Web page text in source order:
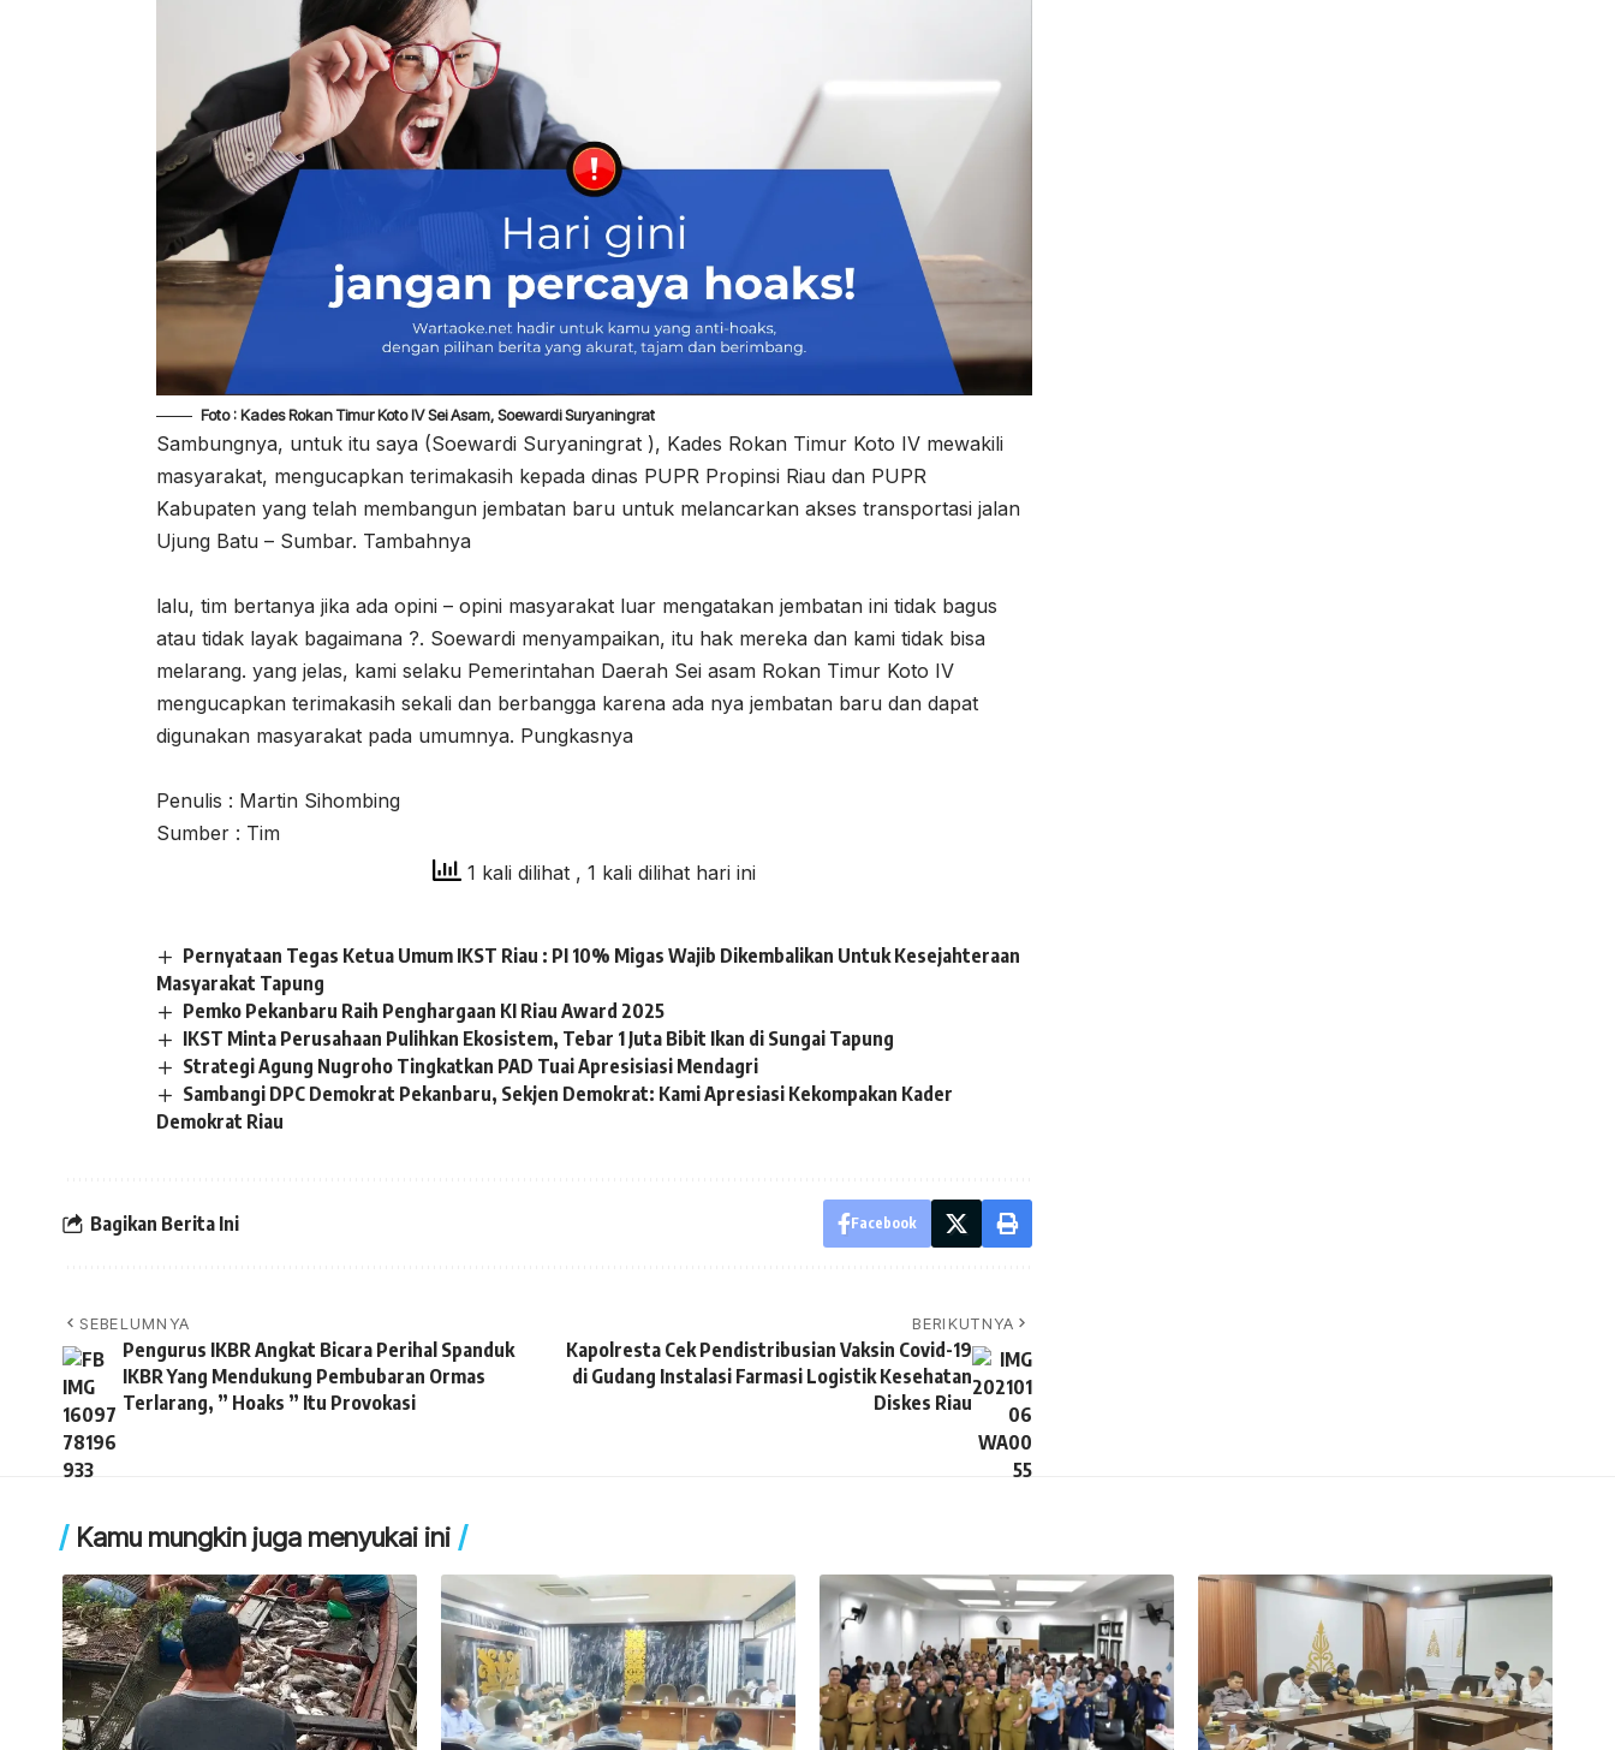
Foto : Kades Rokan Timur Koto IV Sei Asam, Soewardi Suryaningrat
Sambungnya, untuk itu saya (Soewardi Suryaningrat ), Kades Rokan Timur Koto IV mewakili
masyarakat, mengucapkan terimakasih kepada dinas PUPR Propinsi Riau dan PUPR
Kabupaten yang telah membangun jembatan baru untuk melancarkan akses transportasi jalan
Ujung Batu – Sumbar. Tambahnya
lalu, tim bertanya jika ada opini – opini masyarakat luar mengatakan jembatan ini tidak bagus
atau tidak layak bagaimana ?. Soewardi menyampaikan, itu hak mereka dan kami tidak bisa
melarang. yang jelas, kami selaku Pemerintahan Daerah Sei asam Rokan Timur Koto IV
mengucapkan terimakasih sekali dan berbangga karena ada nya jembatan baru dan dapat
digunakan masyarakat pada umumnya. Pungkasnya
Penulis : Martin Sihombing
Sumber : Tim
1 kali dilihat , 1 kali dilihat hari ini
Pernyataan Tegas Ketua Umum IKST Riau : PI 10% Migas Wajib Dikembalikan Untuk Kesejahteraan
Masyarakat Tapung
Pemko Pekanbaru Raih Penghargaan KI Riau Award 2025
IKST Minta Perusahaan Pulihkan Ekosistem, Tebar 1 Juta Bibit Ikan di Sungai Tapung
Strategi Agung Nugroho Tingkatkan PAD Tuai Apresisiasi Mendagri
Sambangi DPC Demokrat Pekanbaru, Sekjen Demokrat: Kami Apresiasi Kekompakan Kader
Demokrat Riau
Bagikan Berita Ini Facebook
SEBELUMNYA
Pengurus IKBR Angkat Bicara Perihal Spanduk
IKBR Yang Mendukung Pembubaran Ormas
Terlarang, ” Hoaks ” Itu Provokasi
BERIKUTNYA
Kapolresta Cek Pendistribusian Vaksin Covid-19
di Gudang Instalasi Farmasi Logistik Kesehatan
Diskes Riau
Kamu mungkin juga menyukai ini